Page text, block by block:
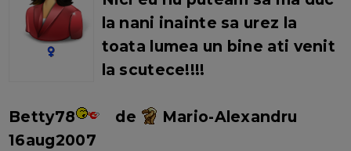
la nani inainte sa urez la
toata lumea un bine ati venit
la scutece!!!!
Betty78 de
Mario-Alexandru
16aug2007